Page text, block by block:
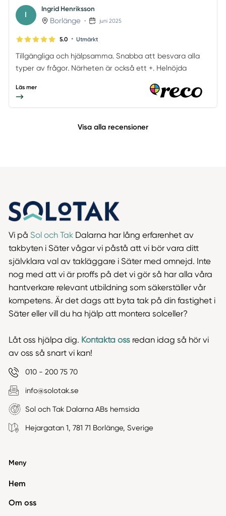
I
Ingrid Henriksson
Borlänge • juni 2025
5.0 • Utmärkt
Tillgängliga och hjälpsamma. Snabba att besvara alla
typer av frågor. Närheten är också ett +. Helnöjda
Läs mer
Visa alla recensioner
Vi på Sol och TakDalarna har lång erfarenhet av
takbyten i Säter vågar vi påstå att vi bör vara ditt
självklara val av takläggare i Säter med omnejd. Inte
nog med att vi är proffs på det vi gör så har alla våra
hantverkare relevant utbildning som säkerställer vår
kompetens. Är det dags att byta tak på din fastighet i
Säter eller vill du ha hjälp att montera solceller?
Låt oss hjälpa dig. Kontakta ossredan idag så hör vi
av oss så snart vi kan!
010 - 200 75 70
info@solotak.se
Sol och Tak Dalarna ABs hemsida
Hejargatan 1, 781 71 Borlänge, Sverige
Meny
Hem
Om oss